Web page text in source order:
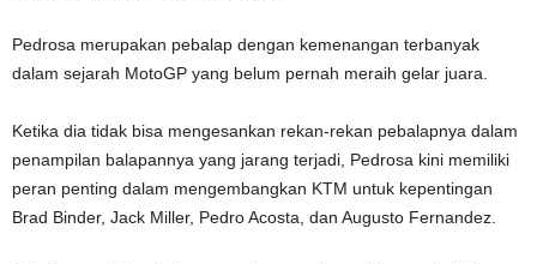
Pedrosa merupakan pebalap dengan kemenangan terbanyak
dalam sejarah MotoGP yang belum pernah meraih gelar juara.
Ketika dia tidak bisa mengesankan rekan-rekan pebalapnya dalam
penampilan balapannya yang jarang terjadi, Pedrosa kini memiliki
peran penting dalam mengembangkan KTM untuk kepentingan
Brad Binder, Jack Miller, Pedro Acosta, dan Augusto Fernandez.